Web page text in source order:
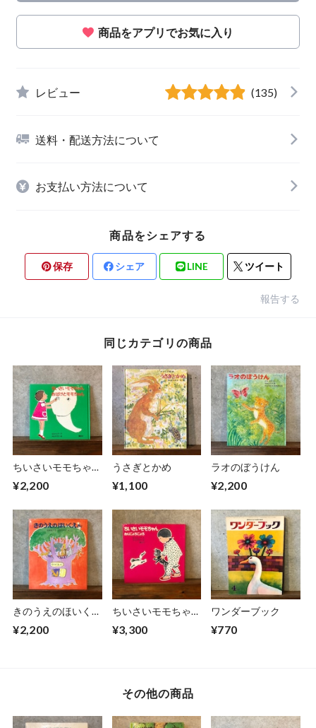
商品をアプリでお気に入り
レビュー (135)
送料・配送方法について
お支払い方法について
商品をシェアする
保存 シェア LINE ツイート
報告する
同じカテゴリの商品
ちいさいモモちゃ
ゃん
¥2,200
うさぎとかめ
¥1,100
ラオのぼうけん
¥2,200
きのうえのほいくえ
¥2,200
ちいさいモモちゃ
ろ
¥3,300
ワンダーブック
¥770
その他の商品